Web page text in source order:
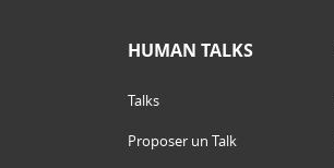
HUMAN TALKS
Talks
Proposer un Talk